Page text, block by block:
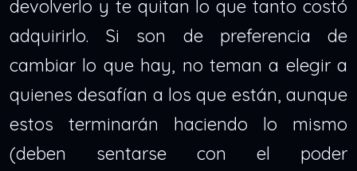
devolverlo y te quitan lo que tanto costó
adquirirlo. Si son de preferencia de
cambiar lo que hay, no teman a elegir a
quienes desafían a los que están, aunque
estos terminarán haciendo lo mismo
(deben sentarse con el poder